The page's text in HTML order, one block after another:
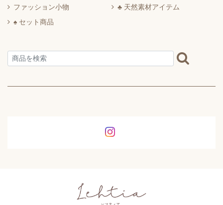
ファッション小物
♣ 天然素材アイテム
♠ セット商品